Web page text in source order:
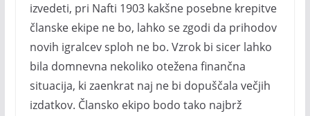
izvedeti, pri Nafti 1903 kakšne posebne krepitve
članske ekipe ne bo, lahko se zgodi da prihodov
novih igralcev sploh ne bo. Vzrok bi sicer lahko
bila domnevna nekoliko otežena finančna
situacija, ki zaenkrat naj ne bi dopuščala večjih
izdatkov. Člansko ekipo bodo tako najbrž